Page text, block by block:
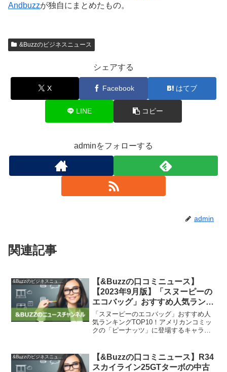
Andbuzzが独自にまとめたもの。
&Buzzのビジネスニュース
シェアする
X Facebook はてブ
LINE コピー
adminをフォローする
admin
関連記事
&Buzzのビジネスニュース
【&Buzzの口コミニュース】
【2023年9月版】「スヌーピーの
エコバッグ」おすすめ人気ランキ
ングTOP10！ 1位はシフレの折
りたたみエコバッグ（1/3） | バッ
グ ねとらぼ調査隊
「スヌーピーのエコバッグ」おすすめ人
気ランキングTOP10！アメリカンコミッ
クの「ピーナッツ」に登場するキャラク
で、種類も豊富です。この記事では、
「スヌーピーのエコバッ...
&Buzzのビジネスニュース
【&Buzzの口コミニュース】R34
スカイライン25GTターボの中古